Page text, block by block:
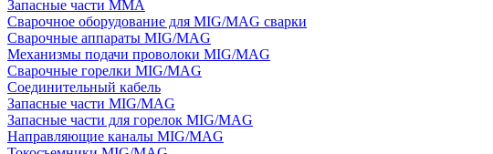
Запасные части MMA
Сварочное оборудование для MIG/MAG сварки
Сварочные аппараты MIG/MAG
Механизмы подачи проволоки MIG/MAG
Сварочные горелки MIG/MAG
Соединительный кабель
Запасные части MIG/MAG
Запасные части для горелок MIG/MAG
Направляющие каналы MIG/MAG